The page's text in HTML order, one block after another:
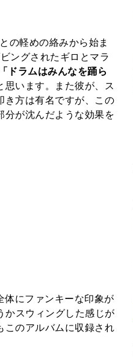
の軽めの絡みから始ま
ングされたギロとマラ
ドラムはみんなを踊ら
います。また彼が、ス
き方は有名ですが、この
が沈んだような効果を
にファンキーな印象が
かスウィングした感じが
このアルバムに収録され